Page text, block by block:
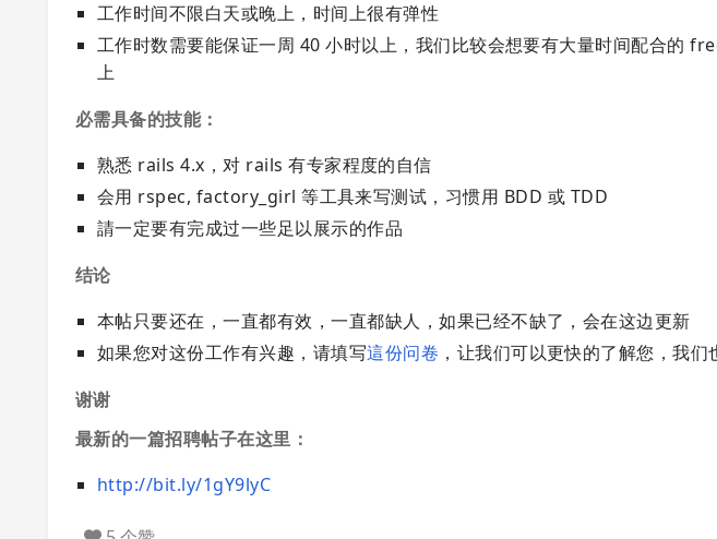
工作时间不限白天或晚上，时间上很有弹性
工作时数需要能保证一周 40 小时以上，我们比较会想要有大量时间配合的
上
必需具备的技能：
熟悉 rails 4.x，对 rails 有专家程度的自信
会用 rspec, factory_girl 等工具来写测试，习惯用 BDD 或 TDD
請一定要有完成过一些足以展示的作品
结论
本帖只要还在，一直都有效，一直都缺人，如果已经不缺了，会在这边更新
如果您对这份工作有兴趣，请填写這份问卷 ，让我们可以更快的了解您，我
谢谢
最新的一篇招聘帖子在这里：
http://bit.ly/1gY9lyC